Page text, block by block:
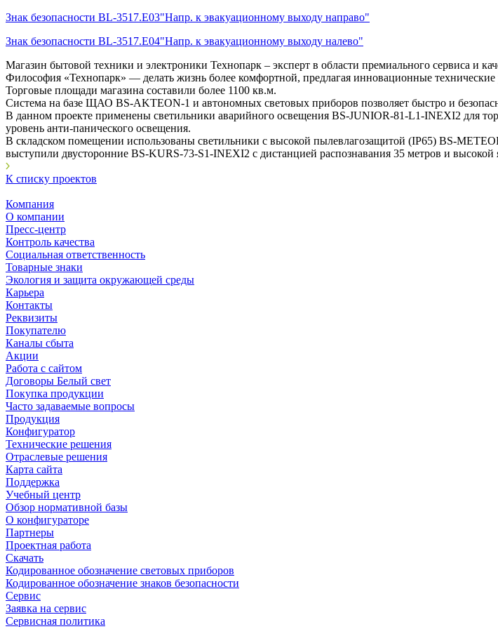
Знак безопасности BL-3517.E03"Напр. к эвакуационному выходу направо"
Знак безопасности BL-3517.E04"Напр. к эвакуационному выходу налево"
Магазин бытовой техники и электроники Технопарк – эксперт в области премиального сервиса и
Философия «Технопарк» — делать жизнь более комфортной, предлагая инновационные
Торговые площади магазина составили более 1100 кв.м.
Система на базе ЩАО BS-AKTEON-1 и автономных световых приборов позволяет быстро и
В данном проекте применены светильники аварийного освещения BS-JUNIOR-81-L1-INEXI2 для
уровень анти-панического освещения.
В складском помещении использованы светильники с высокой пылевлагозащитой (IP65) BS-
выступили двусторонние BS-KURS-73-S1-INEXI2 с дистанцией распознавания 35 метров и высокой
К списку проектов
Компания
О компании
Пресс-центр
Контроль качества
Социальная ответственность
Товарные знаки
Экология и защита окружающей среды
Карьера
Контакты
Реквизиты
Покупателю
Каналы сбыта
Акции
Работа с сайтом
Договоры Белый свет
Покупка продукции
Часто задаваемые вопросы
Продукция
Конфигуратор
Технические решения
Отраслевые решения
Карта сайта
Поддержка
Учебный центр
Обзор нормативной базы
О конфигураторе
Партнеры
Проектная работа
Скачать
Кодированное обозначение световых приборов
Кодированное обозначение знаков безопасности
Сервис
Заявка на сервис
Сервисная политика